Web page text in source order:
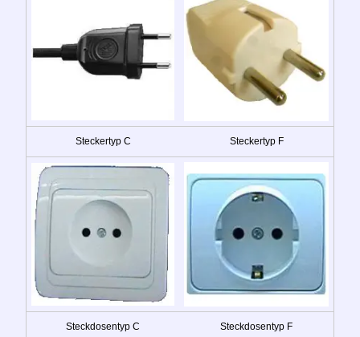
Steckertyp C Steckertyp F
Steckdosentyp C Steckdosentyp F